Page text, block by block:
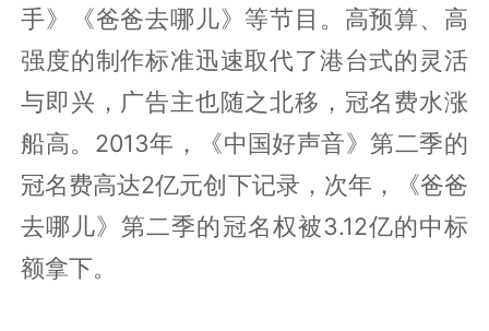
手》《爸爸去哪儿》等节目。高预算、高
强度的制作标准迅速取代了港台式的灵活
与即兴，广告主也随之北移，冠名费水涨
船高。2013年，《中国好声音》第二季的
冠名费高达2亿元创下记录，次年，《爸爸
去哪儿》第二季的冠名权被3.12亿的中标
额拿下。